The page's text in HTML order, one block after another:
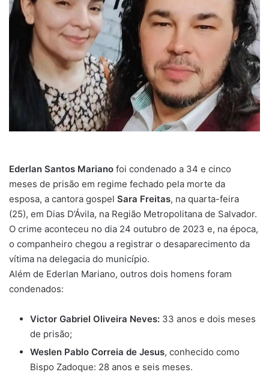
Ederlan Santos Mariano foi condenado a 34 e cinco
meses de prisão em regime fechado pela morte da
esposa, a cantora gospel Sara Freitas, na quarta-feira
(25), em Dias D’Ávila, na Região Metropolitana de Salvador.
O crime aconteceu no dia 24 outubro de 2023 e, na época,
o companheiro chegou a registrar o desaparecimento da
vítima na delegacia do município.
Além de Ederlan Mariano, outros dois homens foram
condenados:
Victor Gabriel Oliveira Neves: 33 anos e dois meses
de prisão;
Weslen Pablo Correia de Jesus, conhecido como
Bispo Zadoque: 28 anos e seis meses.